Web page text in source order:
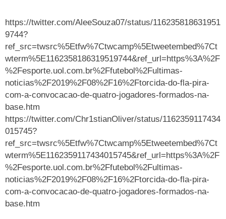
https://twitter.com/AleeSouza07/status/116235818631951
9744?
ref_src=twsrc%5Etfw%7Ctwcamp%5Etweetembed%7Ct
wterm%5E1162358186319519744&ref_url=https%3A%2F
%2Fesporte.uol.com.br%2Ffutebol%2Fultimas-
noticias%2F2019%2F08%2F16%2Ftorcida-do-fla-pira-
com-a-convocacao-de-quatro-jogadores-formados-na-
base.htm
https://twitter.com/Chr1stianOliver/status/1162359117434
015745?
ref_src=twsrc%5Etfw%7Ctwcamp%5Etweetembed%7Ct
wterm%5E1162359117434015745&ref_url=https%3A%2F
%2Fesporte.uol.com.br%2Ffutebol%2Fultimas-
noticias%2F2019%2F08%2F16%2Ftorcida-do-fla-pira-
com-a-convocacao-de-quatro-jogadores-formados-na-
base.htm